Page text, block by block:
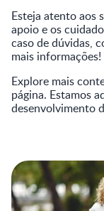
Esteja atento aos
apoio e os
caso de dúvidas,
mais informações!
Explore mais
página. Estamos
desenvolvimento